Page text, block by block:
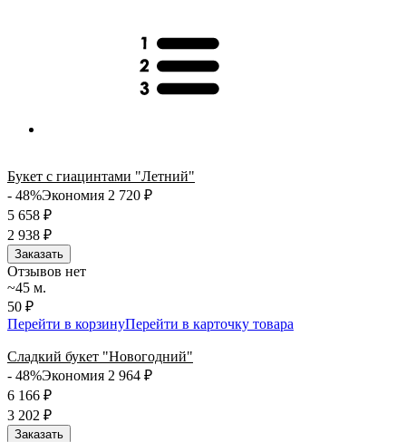
Букет с гиацинтами "Летний"
- 48%Экономия 2 720 ₽
5 658 ₽
2 938 ₽
Заказать
Отзывов нет
~45 м.
50 ₽
Перейти в корзинуПерейти в карточку товара
Сладкий букет "Новогодний"
- 48%Экономия 2 964 ₽
6 166 ₽
3 202 ₽
Заказать